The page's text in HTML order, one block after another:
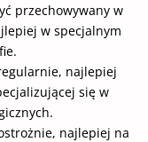
przechowywany w
w specjalnym
najlepiej
się w
najlepiej na